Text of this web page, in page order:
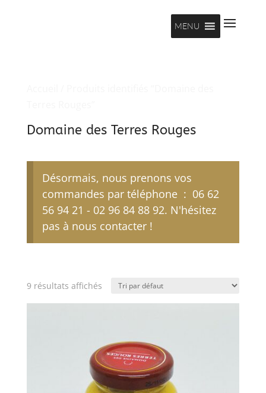
MENU
Domaine des Terres Rouges
Désormais, nous prenons vos
commandes par téléphone : 06 62
56 94 21 - 02 96 84 88 92. N'hésitez
pas à nous contacter !
9 résultats affichés